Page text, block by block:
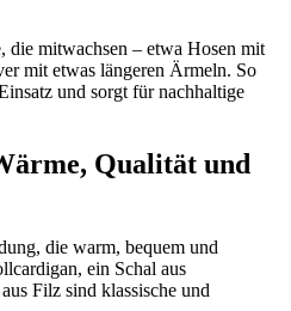
die mitwachsen – etwa Hosen mit
mit etwas längeren Ärmeln. So
und sorgt für nachhaltige
Qualität und
die warm, bequem und
ein Schal aus
Filz sind klassische und